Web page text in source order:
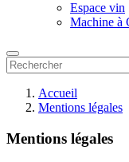
Espace vin
Machine à
Accueil
Mentions légales
Mentions légales